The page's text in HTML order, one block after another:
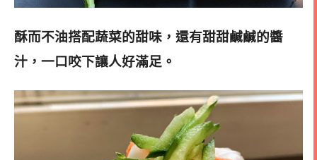
酥而不油搭配蔬菜的甜味，還有甜甜鹹鹹的醬
汁，一口咬下讓人好滿足。